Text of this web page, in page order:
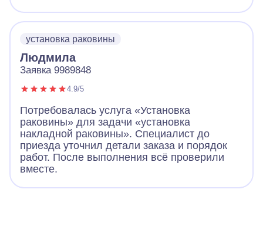
установка раковины
Людмила
Заявка 9989848
4.9/5
Потребовалась услуга «Установка
раковины» для задачи «установка
накладной раковины». Специалист до
приезда уточнил детали заказа и порядок
работ. После выполнения всё проверили
вместе.